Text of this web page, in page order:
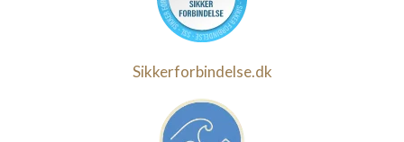
Sikkerforbindelse.dk